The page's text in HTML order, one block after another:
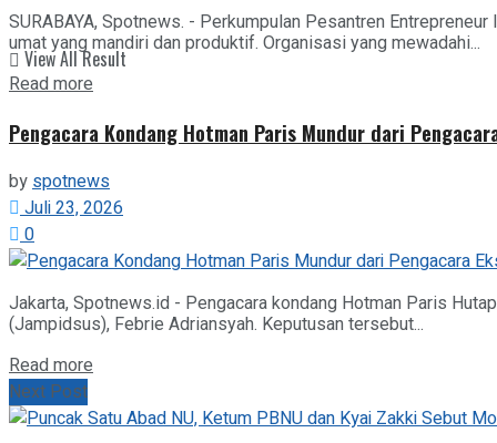
View All Result
SURABAYA, Spotnews. - Perkumpulan Pesantren
umat yang mandiri dan produktif. Organisasi yang mewadahi...
Read more
Pengacara Kondang Hotman Paris Mundur dari
byspotnews
Juli 23, 2026
0
Jakarta, Spotnews.id - Pengacara kondang Hotman Paris
(Jampidsus), Febrie Adriansyah. Keputusan tersebut...
Read more
Next Post